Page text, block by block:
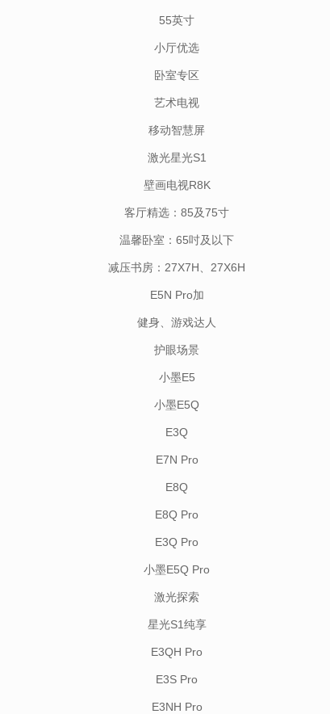
55英寸
小厅优选
卧室专区
艺术电视
移动智慧屏
激光星光S1
壁画电视R8K
客厅精选：85及75寸
温馨卧室：65吋及以下
减压书房：27X7H、27X6H
E5N Pro加
健身、游戏达人
护眼场景
小墨E5
小墨E5Q
E3Q
E7N Pro
E8Q
E8Q Pro
E3Q Pro
小墨E5Q Pro
激光探索
星光S1纯享
E3QH Pro
E3S Pro
E3NH Pro